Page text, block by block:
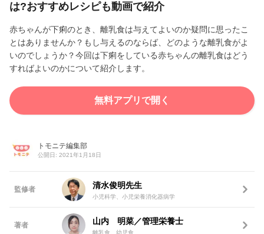
は?おすすめレシピも動画で紹介
赤ちゃんが下痢のとき、離乳食は与えてよいのか疑問に思ったこ
とはありませんか？もし与えるのならば、どのような離乳食がよ
いのでしょうか？今回は下痢をしている赤ちゃんの離乳食はどう
すればよいのかについて紹介します。
無料アプリで開く
トモニテ編集部
公開日: 2021年1月18日
監修者 清水俊明先生
小児科学、小児栄養消化器病学
著者 山内 明菜／管理栄養士
離乳食、幼児食